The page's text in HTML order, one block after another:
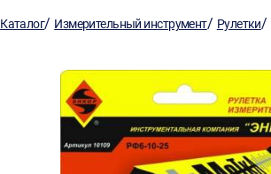
Каталог/ Измерительный инструмент/ Рулетки/